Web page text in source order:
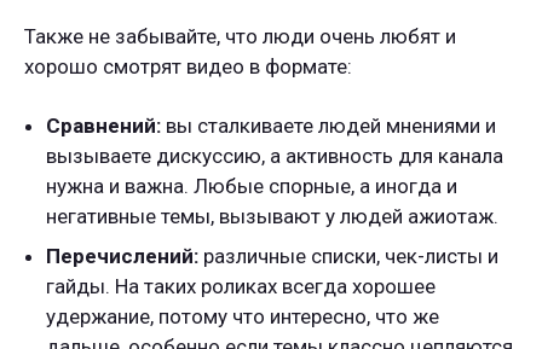
Также не забывайте, что люди очень любят и
хорошо смотрят видео в формате:
Сравнений: вы сталкиваете людей мнениями и
вызываете дискуссию, а активность для канала
нужна и важна. Любые спорные, а иногда и
негативные темы, вызывают у людей ажиотаж.
Перечислений: различные списки, чек-листы и
гайды. На таких роликах всегда хорошее
удержание, потому что интересно, что же